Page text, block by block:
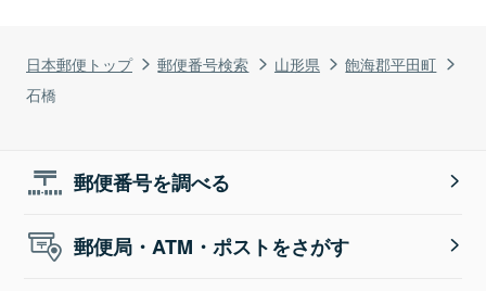
日本郵便トップ 郵便番号検索 山形県
飽海郡平田町
石橋
郵便番号を調べる
郵便局・ATM・ポストをさがす